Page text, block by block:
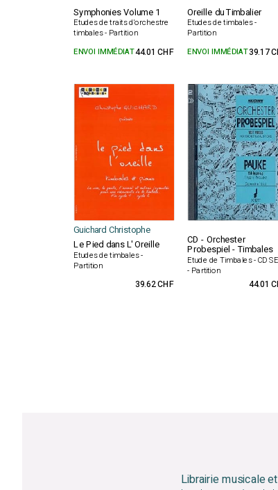
Symphonies Volume 1
Etudes de traits d'orchestre
timbales - Partition
Oreille du Timbalier
Etudes de timbales -
Partition
ENVOI IMMÉDIAT44.01 CHF ENVOI IMMÉDIAT39.17
Guichard Christophe
Le Pied dans L' Oreille
Etudes de timbales -
Partition
CD - Orchester
Probespiel - Timbales
Etude de Timbales - CD
- Partition
39.62 CHF 44.01
Librairie musicale